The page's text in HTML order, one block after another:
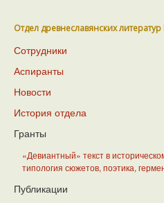
Отдел древнеславянских
Сотрудники
Аспиранты
Новости
История отдела
Гранты
«Девиантный» текст в
типология сюжетов, поэтика,
Публикации